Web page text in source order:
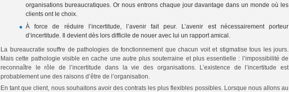
organisations bureaucratiques. Or nous entrons chaque jour davantage dans un monde où les
clients ont le choix.
À force de réduire l’incertitude, l’avenir fait peur. L’avenir est nécessairement porteur
d’incertitude. Il devient dès lors difficile de nouer avec lui un rapport amical.
La bureaucratie souffre de pathologies de fonctionnement que chacun voit et stigmatise tous les jours.
Mais cette pathologie visible en cache une autre plus souterraine et plus essentielle : l’impossibilité de
reconnaître le rôle de l’incertitude dans la vie des organisations. L’existence de l’incertitude est
probablement une des raisons d’être de l’organisation.
En tant que client, nous souhaitons avoir des contrats les plus flexibles possibles. Lorsque nous allons au